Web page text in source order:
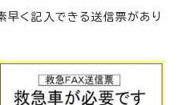
早く記入できる送信票があり